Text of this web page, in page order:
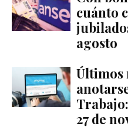
cuánto
agosto
Últimos
27 de